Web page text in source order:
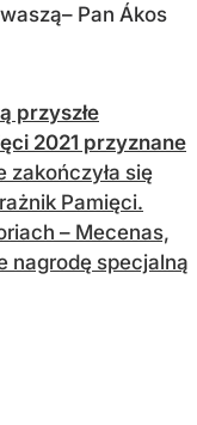
Pan Ákos
przyszłe
2021 przyznane
zakończyła się
Pamięci.
– Mecenas,
nagrodę specjalną